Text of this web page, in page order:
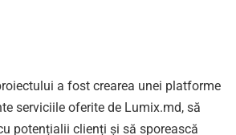
a fost crearea unei platforme
serviciile oferite de Lumix.md, să
potențialii clienți și să sporească